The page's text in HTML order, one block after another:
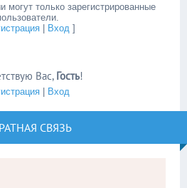
могут только зарегистрированные
| Вход]
Вас, Гость!
| Вход
СВЯЗЬ